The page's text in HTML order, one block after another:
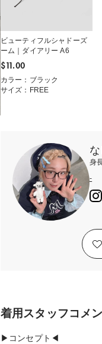
ビューティフルシャドーズ
ーム｜ダイアリー A6
$‌11.00
カラー：ブラック
サイズ：FREE
身
-
着用スタッフコメ
▶︎コンセプト◀︎